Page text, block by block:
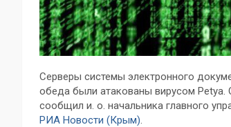
Серверы системы электронного
обеда были атакованы вирусом Petya.
сообщил и. о. начальника главного
РИА Новости (Крым).